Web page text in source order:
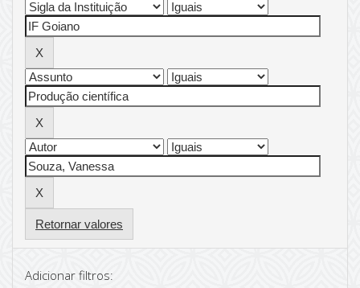
Retornar valores
Adicionar filtros: